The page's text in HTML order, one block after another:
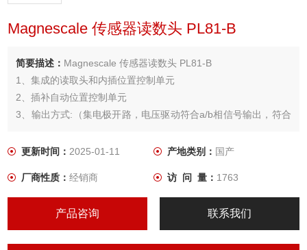
Magnescale 传感器读数头 PL81-B
简要描述： Magnescale 传感器读数头 PL81-B
1、集成的读取头和内插位置控制单元
2、插补自动位置控制单元
3、输出方式:（集电极开路，电压驱动符合a/b相信号输出，符合
更新时间：2025-01-11 产地类别： 国产
厂商性质：经销商 访 问 量： 1763
产品咨询 联系我们